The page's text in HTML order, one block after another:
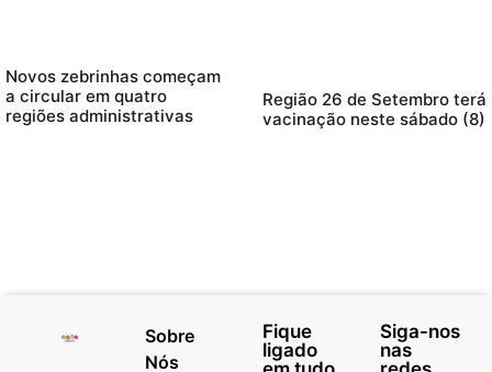
Novos zebrinhas começam
a circular em quatro
regiões administrativas
Região 26 de Setembro terá
vacinação neste sábado (8)
Sobre
Nós
Fique
ligado
Siga-nos
nas